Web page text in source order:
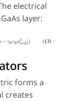
electrical
layer:
forms a
creates